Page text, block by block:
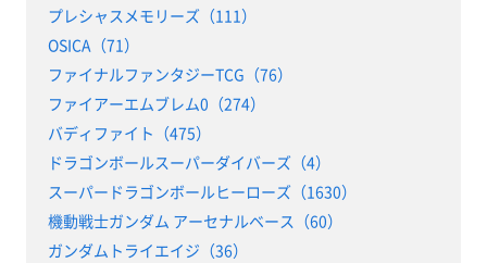
プレシャスメモリーズ（111）
OSICA（71）
ファイナルファンタジーTCG（76）
ファイアーエムブレム0（274）
バディファイト（475）
ドラゴンボールスーパーダイバーズ（4）
スーパードラゴンボールヒーローズ（1630）
機動戦士ガンダム アーセナルベース（60）
ガンダムトライエイジ（36）